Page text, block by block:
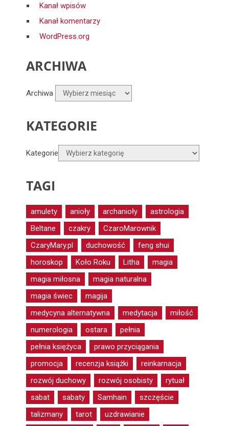
Kanał wpisów
Kanał komentarzy
WordPress.org
ARCHIWA
Archiwa
KATEGORIE
Kategorie
TAGI
amulety anioły archanioły
astrologia
Beltane
czakry
CzaroMarownik
CzaryMary.pl
duchowość
feng shui
horoskop
Koło Roku Litha
magia
magia miłosna
magia naturalna
magia świec
magija
medycyna alternatywna
medytacja
miłość
numerologia
ostara
pełnia
pełnia księżyca
prawo przyciągania
promocja
recenzja książki
reinkarnacja
rozwój duchowy
rozwój osobisty
rytuał
sabat
sabaty Samhain
szczęście
talizmany
tarot
uzdrawianie